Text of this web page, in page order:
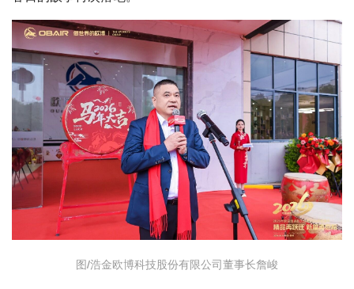
图/浩金欧博科技股份有限公司董事长詹峻